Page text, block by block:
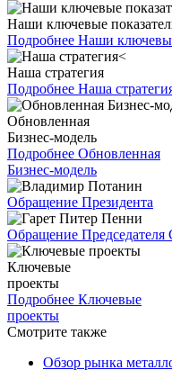
Наши ключевые
Подробнее Наши
Наша стратегия
Подробнее Наша
Обновленная
Бизнес-модель
Подробнее Обновленная
Бизнес-модель
Обращение Президента
Обращение Председателя
Ключевые
проекты
Подробнее Ключевые
проекты
Смотрите также
Обзор рынка